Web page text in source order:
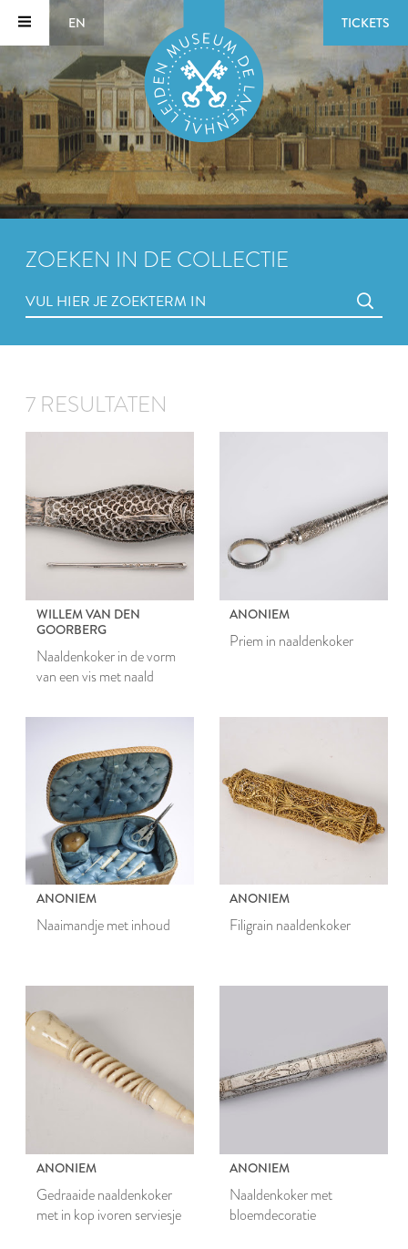
EN TICKETS
ZOEKEN IN DE COLLECTIE
7 RESULTATEN
WILLEM VAN DEN
GOORBERG
Naaldenkoker in de vorm
van een vis met naald
ANONIEM
Priem in naaldenkoker
ANONIEM
Naaimandje met inhoud
ANONIEM
Filigrain naaldenkoker
ANONIEM
Gedraaide naaldenkoker
met in kop ivoren serviesje
ANONIEM
Naaldenkoker met
bloemdecoratie